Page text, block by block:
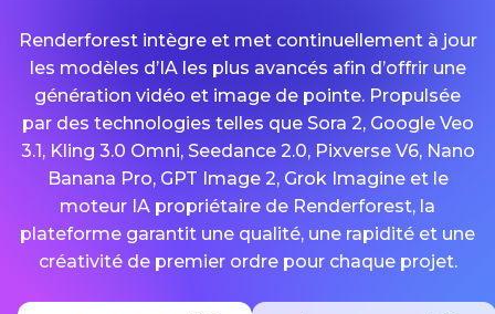
Renderforest intègre et met continuellement à jour
les modèles d’IA les plus avancés afin d’offrir une
génération vidéo et image de pointe. Propulsée
par des technologies telles que Sora 2, Google Veo
3.1, Kling 3.0 Omni, Seedance 2.0, Pixverse V6, Nano
Banana Pro, GPT Image 2, Grok Imagine et le
moteur IA propriétaire de Renderforest, la
plateforme garantit une qualité, une rapidité et une
créativité de premier ordre pour chaque projet.